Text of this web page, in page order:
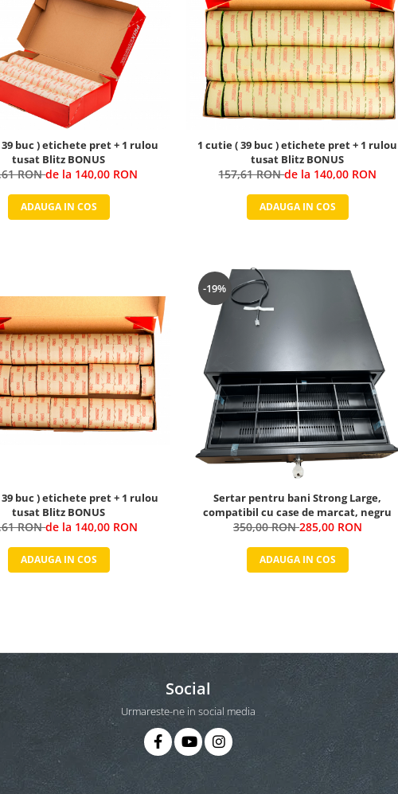
buc ) etichete pret + 1 rulou
tusat Blitz BONUS
RONde la 140,00 RON
ADAUGA IN COS
1 cutie ( 39 buc ) etichete pret + 1 rulou
tusat Blitz BONUS
157,61 RONde la 140,00 RON
ADAUGA IN COS
buc ) etichete pret + 1 rulou
tusat Blitz BONUS
RONde la 140,00 RON
ADAUGA IN COS
-19%
Sertar pentru bani Strong Large,
compatibil cu case de marcat, negru
350,00 RON285,00 RON
ADAUGA IN COS
Social
Urmareste-ne in social media